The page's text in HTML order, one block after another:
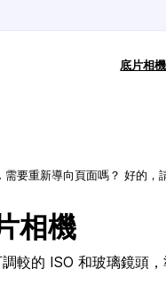
底片相機
. 需要重新導向頁面嗎？ 好的，
相機
較的 ISO 和玻璃鏡頭